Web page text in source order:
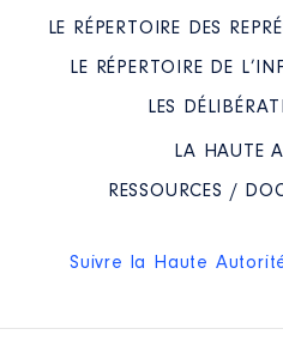
LE RÉPERTOIRE DES
LE RÉPERTOIRE DE
LES
LA HAUTE
RESSOURCES /
Suivre la Haute